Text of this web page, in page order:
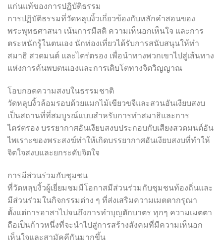
แก่นแท้ของการปฏิบัติธรรม
การปฏิบัติธรรมที่วัดหลุบงิ้วเกี่ยวข้องกับหลักคำสอนของ
พระพุทธศาสนา เน้นการมีสติ ความเห็นอกเห็นใจ และการ
ตระหนักรู้ในตนเอง นักท่องเที่ยวได้รับการสนับสนุนให้ทำ
สมาธิ สวดมนต์ และไตร่ตรอง เพื่อนำทางพวกเขาไปสู่เส้นทาง
แห่งการค้นพบตนเองและการเติบโตทางจิตวิญญาณ
โอบกอดความสงบในธรรมชาติ
วัดหลุบงิ้วล้อมรอบด้วยแมกไม้เขียวขจีและสวนอันเงียบสงบ
เป็นสถานที่ที่สมบูรณ์แบบสำหรับการทำสมาธิและการ
ไตร่ตรอง บรรยากาศอันเงียบสงบประกอบกับเสียงสวดมนต์อัน
ไพเราะของพระสงฆ์ทำให้เกิดบรรยากาศอันเงียบสงบที่ทำให้
จิตใจสงบและยกระดับจิตใจ
การมีส่วนร่วมกับชุมชน
ที่วัดหลุบงิ้วผู้เยี่ยมชมมีโอกาสมีส่วนร่วมกับชุมชนท้องถิ่นและ
มีส่วนร่วมในกิจกรรมต่าง ๆ ที่ส่งเสริมความเมตตากรุณา
ตั้งแต่การอาสาไปจนถึงการทำบุญตักบาตร ทุกๆ ความเมตตา
ถือเป็นก้าวหนึ่งที่จะนำไปสู่การสร้างสังคมที่มีความเห็นอก
เห็นใจและสามัคคีกันมากขึ้น